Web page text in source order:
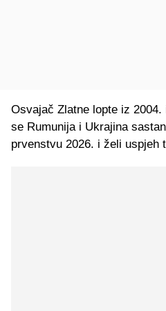
Osvajač Zlatne lopte iz
se Rumunija i Ukrajina
prvenstvu 2026. i želi uspjeh